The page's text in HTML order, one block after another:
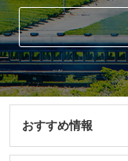
おすすめ情報